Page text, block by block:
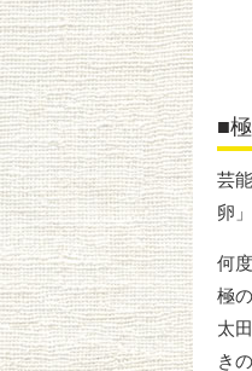
■
芸
卵
何
極
太
き